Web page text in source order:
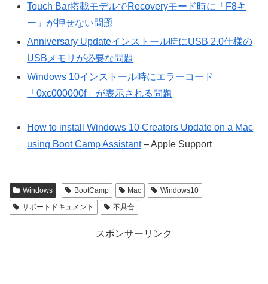
Touch Bar搭載モデルでRecoveryモード時に「F8キ
ー」が押せない問題
Anniversary Updateインストール時にUSB 2.0仕様の
USBメモリが必要な問題
Windows 10インストール時にエラーコード
「0xc000000f」が表示される問題
How to install Windows 10 Creators Update on a Mac
using Boot Camp Assistant– Apple Support
Windows BootCamp Mac
Windows10
サポートドキュメント
不具合
スポンサーリンク